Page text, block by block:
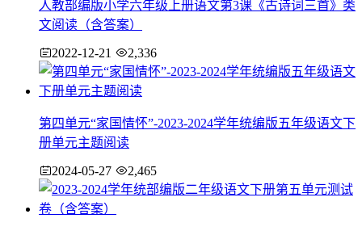
人教部编版小学六年级上册语文第3课《古诗词三首》类
文阅读（含答案）
2022-12-21 2,336
第四单元“家国情怀”-2023-2024学年统编版五年级语文下
册单元主题阅读
2024-05-27 2,465